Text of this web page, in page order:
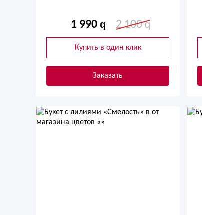
1 990 2 100
Купить в один клик
Заказать